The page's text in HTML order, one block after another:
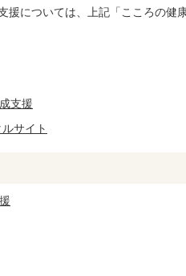
援については、上記「こころの健
支援
サイト